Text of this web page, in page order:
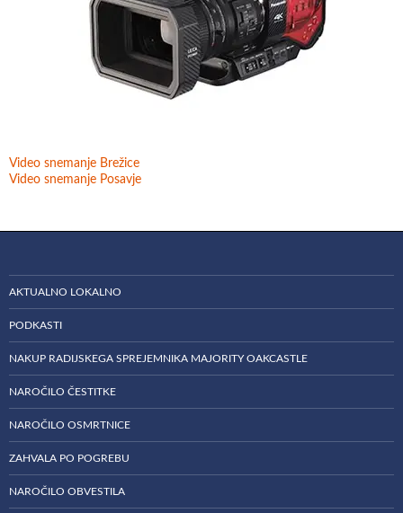
Video snemanje Brežice
Video snemanje Posavje
AKTUALNO LOKALNO
PODKASTI
NAKUP RADIJSKEGA SPREJEMNIKA MAJORITY OAKCASTLE
NAROČILO ČESTITKE
NAROČILO OSMRTNICE
ZAHVALA PO POGREBU
NAROČILO OBVESTILA